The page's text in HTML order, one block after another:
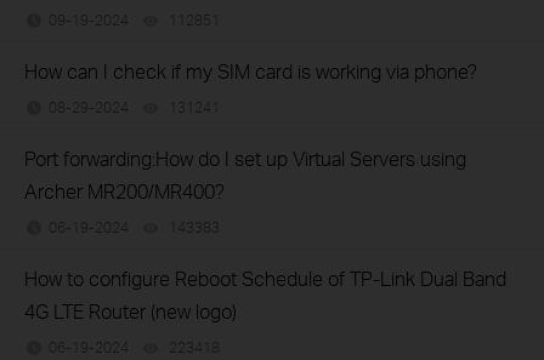
09-19-2024 112851
How can I check if my SIM card is working via phone?
08-29-2024 131241
Port forwarding:How do I set up Virtual Servers using
Archer MR200/MR400?
06-19-2024 143383
How to configure Reboot Schedule of TP-Link Dual Band
4G LTE Router (new logo)
06-19-2024 223418